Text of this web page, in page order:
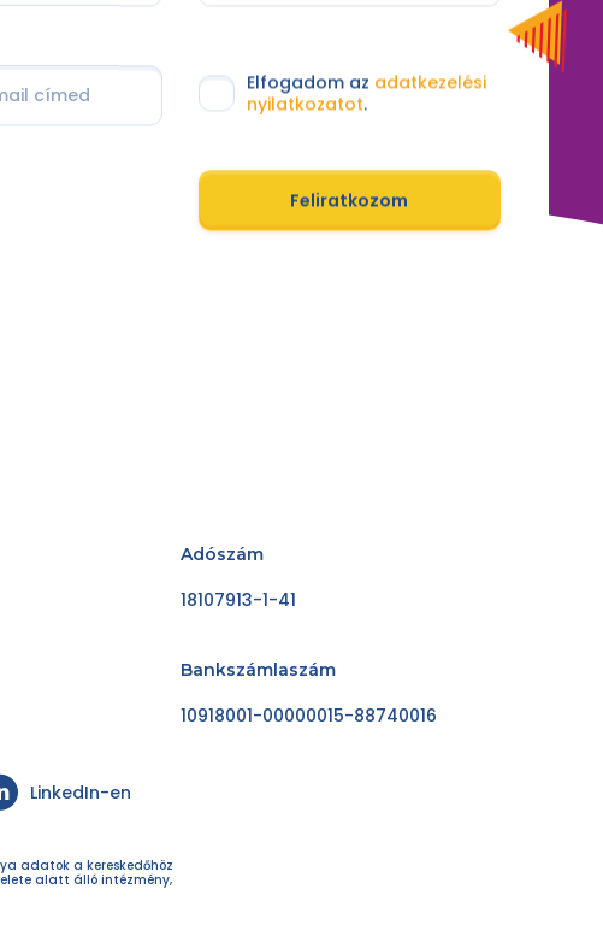
Elfogadom az adatkezelési
nyilatkozatot.
Feliratkozom
Adószám
18107913-1-41
Bankszámlaszám
10918001-00000015-88740016
LinkedIn-en
adatok a kereskedőhöz
alatt álló intézmény,